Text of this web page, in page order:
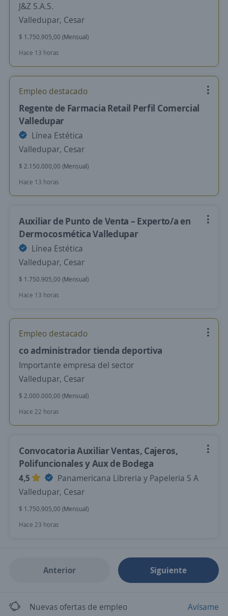
J&Z S.A.S.
Valledupar, Cesar
$ 1.750.905,00 (Mensual)
Hace 13 horas
Empleo destacado
Regente de Farmacia Retail Perfil Comercial
Valledupar
Línea Estética
Valledupar, Cesar
$ 2.150.000,00 (Mensual)
Hace 13 horas
Auxiliar de Punto de Venta – Experto/a en
Dermocosmética Valledupar
Línea Estética
Valledupar, Cesar
$ 1.750.905,00 (Mensual)
Hace 13 horas
Empleo destacado
co administrador tienda deportiva
Importante empresa del sector
Valledupar, Cesar
$ 2.000.000,00 (Mensual)
Hace 22 horas
Convocatoria Auxiliar Ventas, Cajeros,
Polifuncionales y Aux de Bodega
4,5
Panamericana Libreria y Papeleria S A
Valledupar, Cesar
$ 1.750.905,00 (Mensual)
Hace 23 horas
Anterior Siguiente
Nuevas ofertas de empleo Avísame